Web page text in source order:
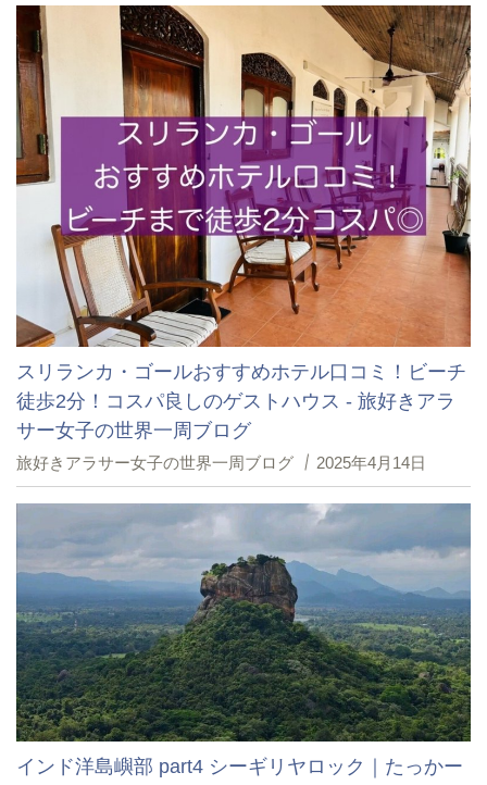
スリランカ・ゴールおすすめホテル口コミ！ビーチ
徒歩2分！コスパ良しのゲストハウス - 旅好きアラ
サー女子の世界一周ブログ
旅好きアラサー女子の世界一周ブログ 2025年4月14日
インド洋島嶼部 part4 シーギリヤロック｜たっかー